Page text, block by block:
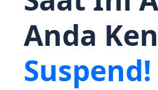
Anda
Suspend!